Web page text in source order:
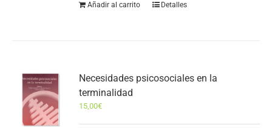
Añadir al carrito Detalles
Necesidades psicosociales en la
terminalidad
15,00€